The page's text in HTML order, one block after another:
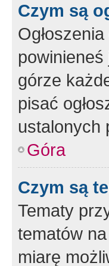
Czym są
górze
pisać
ustalonych
Góra
Czym są
Tematy
tematów
miarę